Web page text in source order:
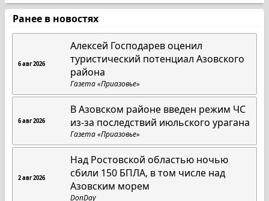
Ранее в новостях
6 авг 2026
Алексей Господарев оценил
туристический потенциал Азовского
района
Газета «Приазовье»
6 авг 2026
В Азовском районе введен режим ЧС
из-за последствий июльского урагана
Газета «Приазовье»
2 авг 2026
Над Ростовской областью ночью
сбили 150 БПЛА, в том числе над
Азовским морем
DonDay